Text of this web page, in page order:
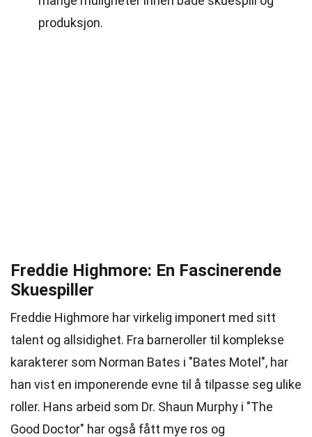
produksjon.
Freddie Highmore: En Fascinerende
Skuespiller
Freddie Highmore har virkelig imponert med sitt
talent og allsidighet. Fra barneroller til komplekse
karakterer som Norman Bates i "Bates Motel", har
han vist en imponerende evne til å tilpasse seg ulike
roller. Hans arbeid som Dr. Shaun Murphy i "The
Good Doctor" har også fått mye ros og